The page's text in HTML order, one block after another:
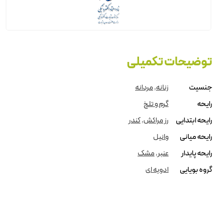
توضیحات تکمیلی
جنسیت زنانه,مردانه
رایحه
گرم و تلخ
رایحه ابتدایی
رز مراکش,کندر
رایحه میانی
وانیل
رایحه پایدار
عنبر,مشک
گروه بویایی
ادویه ای